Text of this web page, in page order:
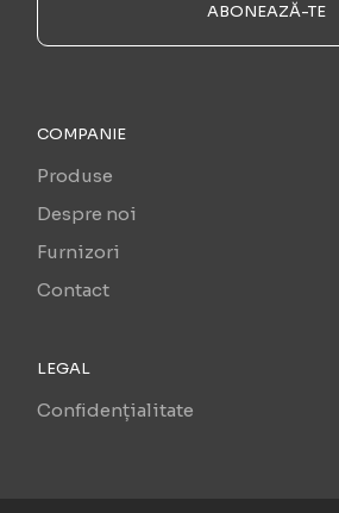
ABONEAZĂ-TE
COMPANIE
Produse
Despre noi
Furnizori
Contact
LEGAL
Confidențialitate